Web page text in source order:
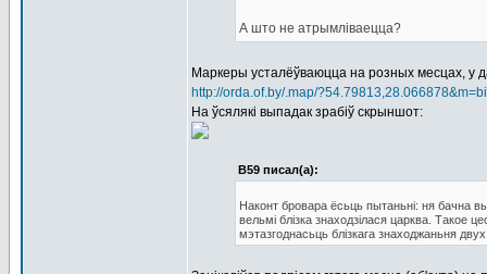
А што не атрымліваецца?
Маркеры усталёўваюцца на розных месцах, у
http://orda.of.by/.map/
На ўсялякі выпадак зрабіў скрыншот:
В59 писал(а):
Наконт бровара ёсьць пытаньні: ня бачна
вельмі блізка знаходзілася царква. Такое
мэтазгоднасьць блізкага знаходжаньня